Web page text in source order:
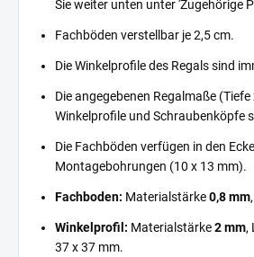
Sie weiter unten unter 'Zugehörige
Fachböden verstellbar je 2,5 cm.
Die Winkelprofile des Regals sind
Die angegebenen Regalmaße
Winkelprofile und Schraubenköpfe
Die Fachböden verfügen in den
Montagebohrungen (10 x 13 mm).
Fachboden: Materialstärke0,8 mm
Winkelprofil: Materialstärke2 mm,
37 x 37 mm.